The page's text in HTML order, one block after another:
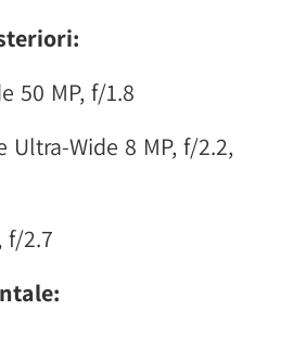
50 MP, f/1.8
Ultra-Wide 8 MP, f/2.2,
f/2.7